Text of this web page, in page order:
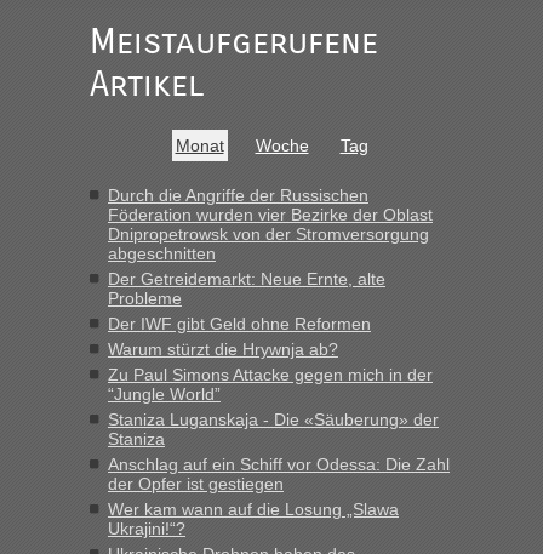
Ist korrekt, aber ich finde man hätte trotzdem im Text gleich
darauf hinweisen können.
War aber nicht "böse" gemeint ...
buchbar - warum auch immer ...
Hab´s versucht - bekomme aber immer angezeigt "auf dieser
Strecke fahren wir nicht"
inBerichte und Reisetipps • Re: Mit dem Zug in
die Ukraine
„Man sollte aber explizit dazu schreiben, daß es ein Zug von
LeoExpress ist - und nur auf deren Webseite kann man die
Fahrkarten kaufen. Zumindest ist es die erste Umsteigefreie
Verbindung von Deutschland...“
Recht, Visa und Dokumente • Re: Deklaration
gebrauchter Kleidung beim Zoll
„Vielen Dank, mit einem Briefchen meiner Frau im Gepäck
Meistaufgerufene
Artikel
Monat Woche Tag
Durch die Angriffe der Russischen
Föderation wurden vier Bezirke der Oblast
Dnipropetrowsk von der Stromversorgung
abgeschnitten
Der Getreidemarkt: Neue Ernte, alte
Probleme
Der IWF gibt Geld ohne Reformen
Warum stürzt die Hrywnja ab?
Zu Paul Simons Attacke gegen mich in der
“Jungle World”
Staniza Luganskaja - Die «Säuberung» der
Staniza
Anschlag auf ein Schiff vor Odessa: Die Zahl
der Opfer ist gestiegen
Wer kam wann auf die Losung „Slawa
Ukrajini!“?